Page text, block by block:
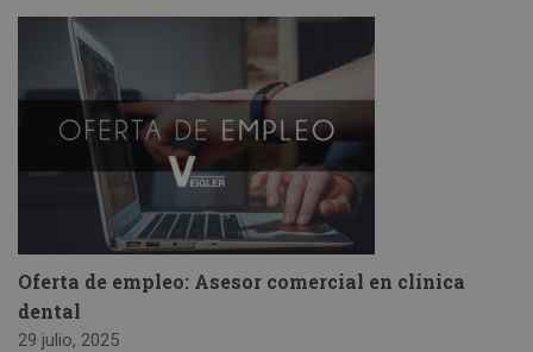
Oferta de empleo: Asesor comercial en clínica
dental
29 julio, 2025